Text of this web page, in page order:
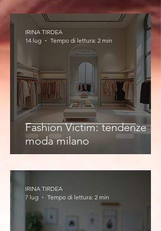
Fashion Victim: tendenze
moda milano
IRINA TIRDEA
14 lug
Tempo di lettura: 2 min
IRINA TIRDEA
7 lug
Tempo di lettura: 2 min